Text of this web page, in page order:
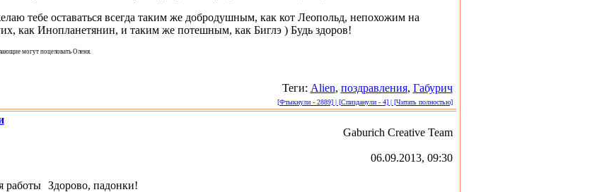
тебе оставаться всегда таким же добродушным, как кот Леопольд, непохожим на
как Инопланетянин, и таким же потешным, как Биглэ ) Будь здоров!
могут поцеловать Оленя.
Теги: Alien, поздравления, Габурич
[Фтыкнули - 2889] | [Спизданули - 4] | [Читать полностью]
Gaburich Creative Team
06.09.2013, 09:30
Здорово, падонки!